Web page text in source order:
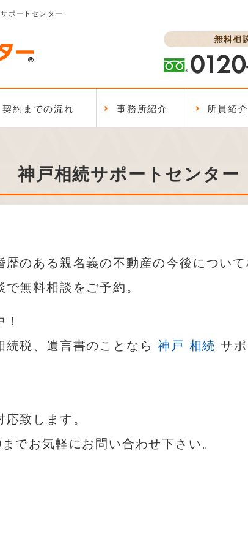
ポートセンター
契約までの流れ 事務所紹介 所員紹介
神戸相続サポートセンター
歴のある親名義の不動産の今後について
無料相談をご予約。
続税、遺言書のことなら神戸 相続 サ
致します。
でお気軽にお問い合わせ下さい。